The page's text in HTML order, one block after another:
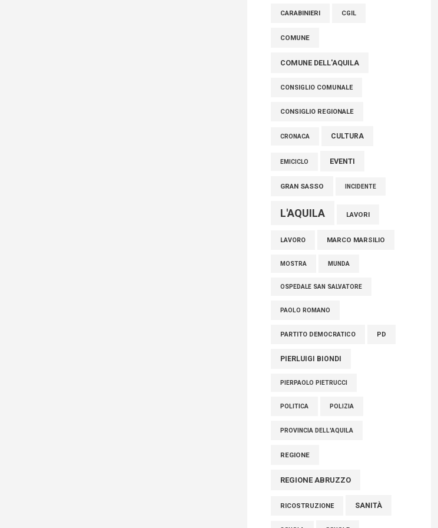
tra cui molti abruzzesi"
06 Agosto 2026
CARABINIERI CGIL
COMUNE
COMUNE DELL'AQUILA
CONSIGLIO COMUNALE
CONSIGLIO REGIONALE
CRONACA CULTURA
EMICICLO EVENTI
GRAN SASSO INCIDENTE
L'AQUILA LAVORI
LAVORO MARCO MARSILIO
MOSTRA MUNDA
OSPEDALE SAN SALVATORE
PAOLO ROMANO
PARTITO DEMOCRATICO PD
PIERLUIGI BIONDI
PIERPAOLO PIETRUCCI
POLITICA POLIZIA
PROVINCIA DELL'AQUILA
REGIONE
REGIONE ABRUZZO
RICOSTRUZIONE SANITÀ